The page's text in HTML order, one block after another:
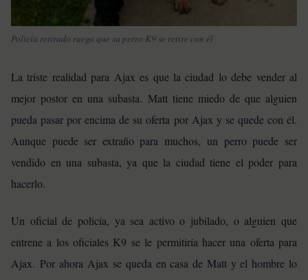
Policía retirado ruega que su perro K9 se retire con él
La triste realidad para Ajax es que la ciudad lo debe vender al
mejor postor en una subasta. Matt tiene miedo de que alguien
pueda pasar por encima de su oferta por Ajax y se quede con él.
Aunque puede ser extraño para muchos, un perro puede ser
vendido en una subasta, ya que la ciudad tiene el poder para
hacerlo.
Un oficial de policía, ya sea activo o jubilado, o alguien que
entrene a los oficiales K9 se le permitiría hacer una oferta para
Ajax. Por ahora Ajax se queda en casa de Matt y el hombre lo